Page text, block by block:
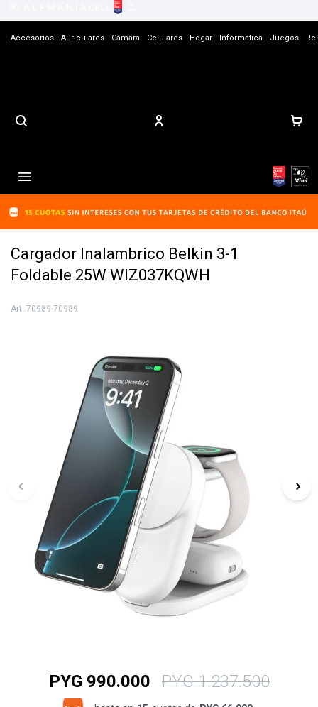
Accesorios Auriculares Cámara Celulares Hogar Informática Juegos

Cargador Inalambrico Belkin 3-1
Foldable 25W WIZ037KQWH
70989-70989
PYG 990.000 PYG 1.237.500